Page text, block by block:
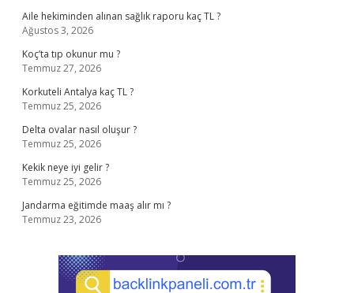
Aile hekiminden alınan sağlık raporu kaç TL ?
Ağustos 3, 2026
Koç’ta tıp okunur mu ?
Temmuz 27, 2026
Korkuteli Antalya kaç TL ?
Temmuz 25, 2026
Delta ovalar nasıl oluşur ?
Temmuz 25, 2026
Kekik neye iyi gelir ?
Temmuz 25, 2026
Jandarma eğitimde maaş alır mı ?
Temmuz 23, 2026